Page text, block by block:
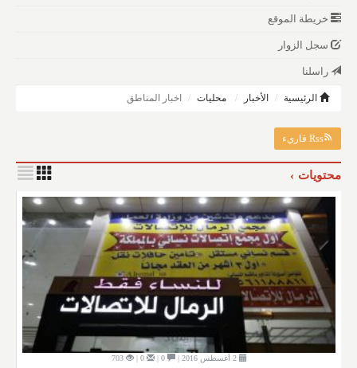
خريطة الموقع
سجل الزوار
راسلنا
الرئيسية الأخبار محليات اخبار المناطق
Rss قاريء
محتويات
2 أغسطس 2016 | 0 |
0 |
703